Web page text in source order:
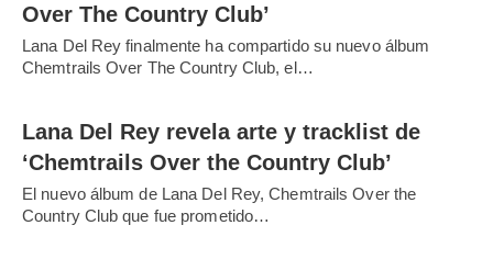
Over The Country Club’
Lana Del Rey finalmente ha compartido su nuevo álbum
Chemtrails Over The Country Club, el…
Lana Del Rey revela arte y tracklist de
‘Chemtrails Over the Country Club’
El nuevo álbum de Lana Del Rey, Chemtrails Over the
Country Club que fue prometido…